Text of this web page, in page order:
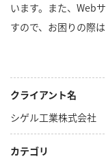
います。また、Web
すので、お困りの際
クライアント名
シゲル工業株式会社
カテゴリ